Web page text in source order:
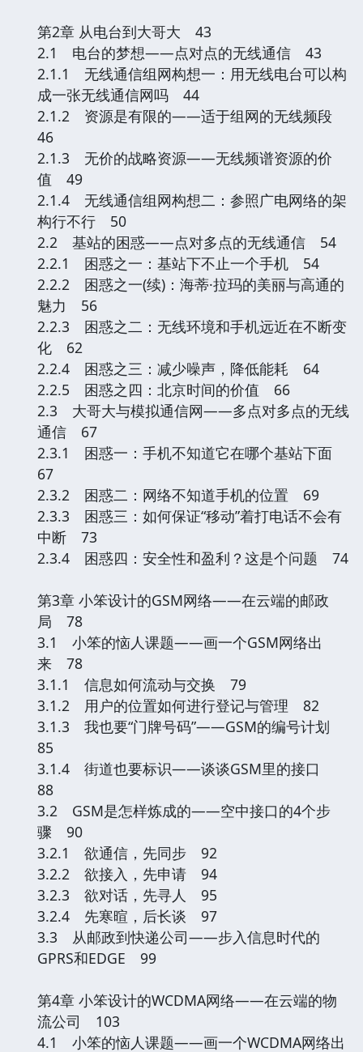
第2章 从电台到大哥大 43
2.1 电台的梦想——点对点的无线通信 43
2.1.1 无线通信组网构想一：用无线电台可以构
成一张无线通信网吗 44
2.1.2 资源是有限的——适于组网的无线频段
46
2.1.3 无价的战略资源——无线频谱资源的价
值 49
2.1.4 无线通信组网构想二：参照广电网络的架
构行不行 50
2.2 基站的困惑——点对多点的无线通信 54
2.2.1 困惑之一：基站下不止一个手机 54
2.2.2 困惑之一(续)：海蒂·拉玛的美丽与高通的
魅力 56
2.2.3 困惑之二：无线环境和手机远近在不断变
化 62
2.2.4 困惑之三：减少噪声，降低能耗 64
2.2.5 困惑之四：北京时间的价值 66
2.3 大哥大与模拟通信网——多点对多点的无线
通信 67
2.3.1 困惑一：手机不知道它在哪个基站下面
67
2.3.2 困惑二：网络不知道手机的位置 69
2.3.3 困惑三：如何保证“移动”着打电话不会有
中断 73
2.3.4 困惑四：安全性和盈利？这是个问题 74
第3章 小笨设计的GSM网络——在云端的邮政
局 78
3.1 小笨的恼人课题——画一个GSM网络出
来 78
3.1.1 信息如何流动与交换 79
3.1.2 用户的位置如何进行登记与管理 82
3.1.3 我也要“门牌号码”——GSM的编号计划
85
3.1.4 街道也要标识——谈谈GSM里的接口
88
3.2 GSM是怎样炼成的——空中接口的4个步
骤 90
3.2.1 欲通信，先同步 92
3.2.2 欲接入，先申请 94
3.2.3 欲对话，先寻人 95
3.2.4 先寒暄，后长谈 97
3.3 从邮政到快递公司——步入信息时代的
GPRS和EDGE 99
第4章 小笨设计的WCDMA网络——在云端的物
流公司 103
4.1 小笨的恼人课题——画一个WCDMA网络出